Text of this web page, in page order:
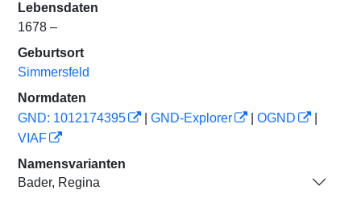
Lebensdaten
1678 –
Geburtsort
Simmersfeld
Normdaten
GND: 1012174395
GND-Explorer OGND
VIAF
Namensvarianten
Bader, Regina